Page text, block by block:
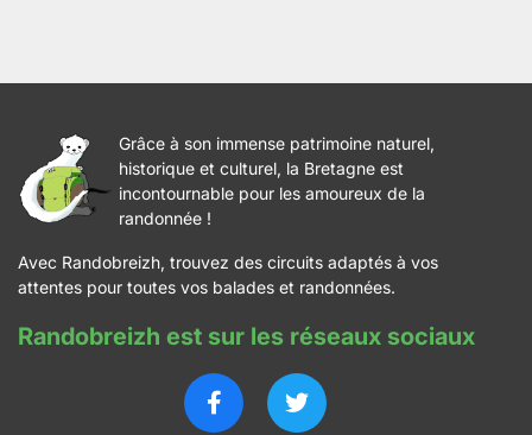
Grâce à son immense patrimoine naturel,
historique et culturel, la Bretagne est
incontournable pour les amoureux de la
randonnée !
Avec Randobreizh, trouvez des circuits adaptés à vos
attentes pour toutes vos balades et randonnées.
Randobreizh est sur les réseaux sociaux